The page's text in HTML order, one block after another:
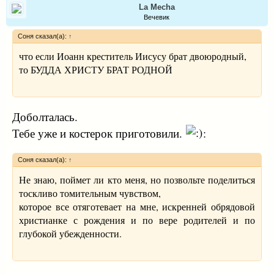
La Mecha
Вечевик
Соня сказал(а): ↑
что если Иоанн креститель Иисусу брат двоюродный,
то БУДДА ХРИСТУ БРАТ РОДНОЙ
Доболталась.
Тебе уже и костерок приготовили.
:
Соня сказал(а): ↑
Не знаю, поймет ли кто меня, но позвольте поделиться
тоскливо томительным чувством,
которое все отяготевает на мне, искренней обрядовой
христианке с рождения и по вере родителей и по
глубокой убежденности.